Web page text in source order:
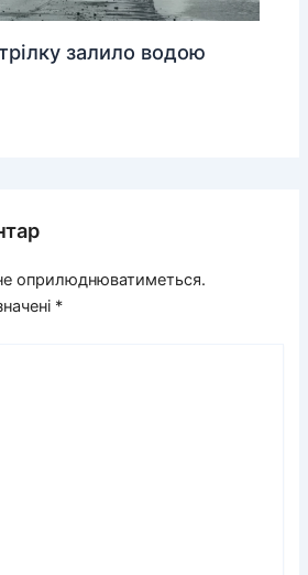
залило водою
оприлюднюватиметься.
*